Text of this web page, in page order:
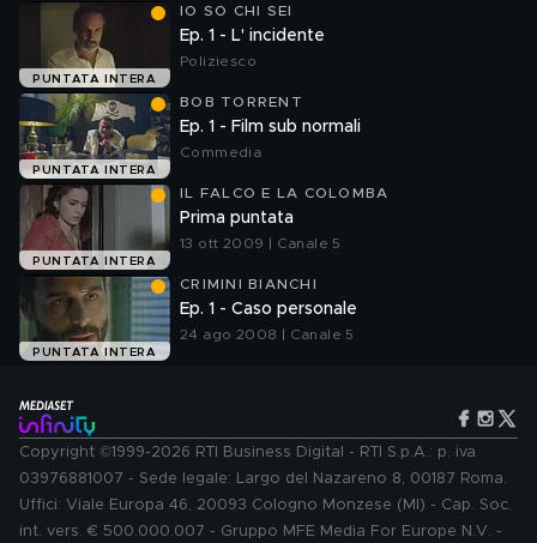
PUNTATA INTERA
IO SO CHI SEI
Ep. 1 - L' incidente
Poliziesco
PUNTATA INTERA
BOB TORRENT
Ep. 1 - Film sub normali
Commedia
PUNTATA INTERA
IL FALCO E LA COLOMBA
Prima puntata
13 ott 2009 | Canale 5
PUNTATA INTERA
CRIMINI BIANCHI
Ep. 1 - Caso personale
24 ago 2008 | Canale 5
Copyright ©1999-2026 RTI Business Digital - RTI S.p.A.: p. iva
03976881007 - Sede legale: Largo del Nazareno 8, 00187 Roma.
Uffici: Viale Europa 46, 20093 Cologno Monzese (MI) - Cap. Soc.
int. vers. € 500.000.007 - Gruppo MFE Media For Europe N.V. -